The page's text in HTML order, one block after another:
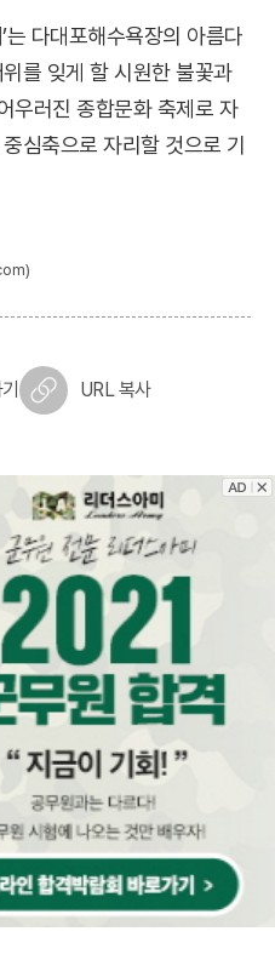
는 다대포해수욕장의 아름다
를 잊게 할 시원한 불꽃과
우러진 종합문화 축제로 자
심축으로 자리할 것으로 기
URL 복사